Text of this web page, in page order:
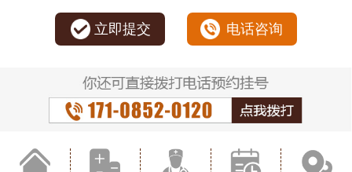
立即提交 电话咨询